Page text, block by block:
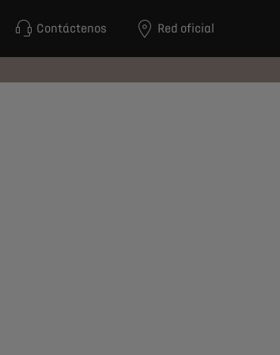
Contáctenos Red oficial